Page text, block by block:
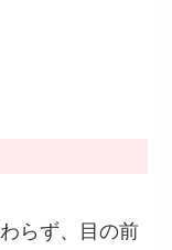
らず、目の前